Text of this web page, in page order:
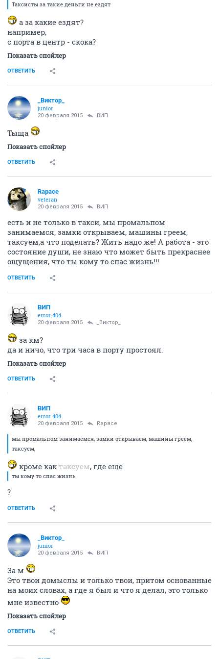
Таксисты за такие деньги не ездят
а за какие ездят?
например,
с порта в центр - скока?
Показать спойлер
ОТВЕТИТЬ
_Виктор_
juniоr
20 февраля 2015 ВИП
Тыща
Показать спойлер
ОТВЕТИТЬ
Rapace
veteran
20 февраля 2015 ВИП
есть и не только в такси, мы промальпом
занимаемся, замки открываем, машины греем,
таксуем,а что поделать? Жить надо же! А работа - это
состояние души, не знаю что может быть прекраснее
ощущения, что ты кому то спас жизнь!!!
ОТВЕТИТЬ
ВИП
error 404
20 февраля 2015 _Виктор_
за км?
да и ничо, что три часа в порту простоял.
Показать спойлер
ОТВЕТИТЬ
ВИП
error 404
20 февраля 2015 Rapace
мы промальпом занимаемся, замки открываем, машины греем,
таксуем,
кроме как таксуем, где еще
ты кому то спас жизнь
?
ОТВЕТИТЬ
_Виктор_
juniоr
20 февраля 2015 ВИП
За м
Это твои домыслы и только твои, притом основанные
на моих словах, а где я был и что я делал, это только
мне известно
Показать спойлер
ОТВЕТИТЬ